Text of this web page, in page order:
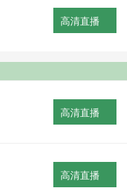
高清直播
高清直播
高清直播